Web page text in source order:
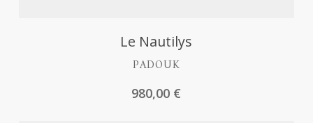
Découvrir
Le Nautilys
PADOUK
980,00 €